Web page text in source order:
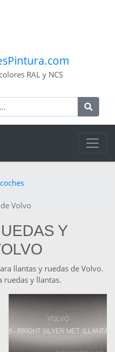
RAL y NCS
Volvo
Y
llantas y ruedas de Volvo.
ruedas y llantas.